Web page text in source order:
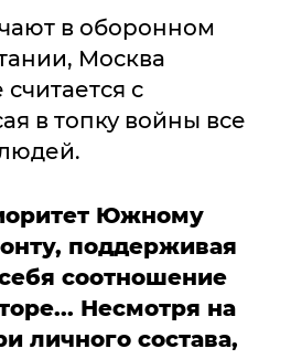
в оборонном
Москва
с
в топку войны все
Южному
поддерживая
соотношение
Несмотря на
личного состава,